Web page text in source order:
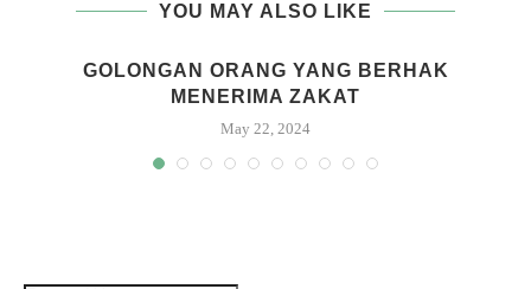
YOU MAY ALSO LIKE
GOLONGAN ORANG YANG BERHAK
MENERIMA ZAKAT
May 22, 2024